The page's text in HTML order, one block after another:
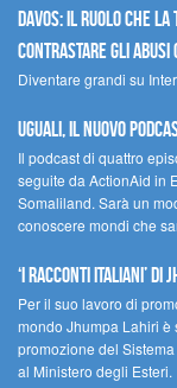
Davos: il ruolo che
contrastare gli abusi
Diventare grandi su
UGUALI, il nuovo
Il podcast di quattro
seguite da ActionAid in
Somaliland. Sarà un
conoscere mondi che
‘I racconti italiani’ di
Per il suo lavoro di
mondo Jhumpa Lahiri è
promozione del
al Ministero degli Esteri.